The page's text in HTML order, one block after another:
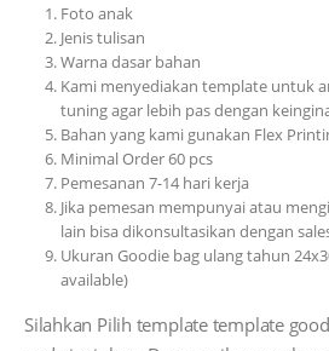
Foto anak
Jenis tulisan
Warna dasar bahan
Kami menyediakan template untuk
tuning agar lebih pas dengan
Bahan yang kami gunakan Flex
Minimal Order 60 pcs
Pemesanan 7-14 hari kerja
Jika pemesan mempunyai atau
lain bisa dikonsultasikan dengan
Ukuran Goodie bag ulang tahun
available)
Silahkan Pilih template template